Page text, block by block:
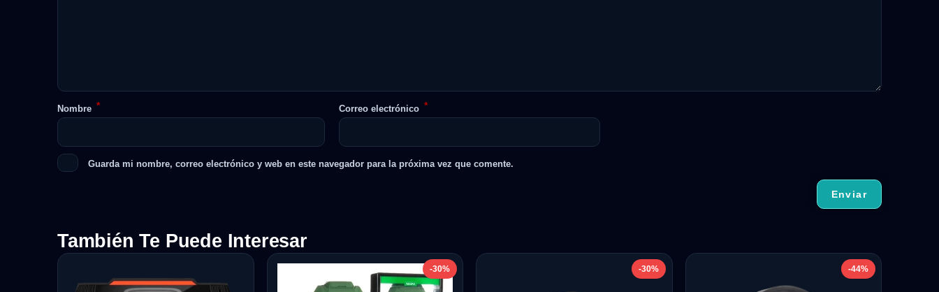
Nombre * Correo electrónico *
Guarda mi nombre, correo electrónico y web en este navegador para la próxima vez que comente.
También Te Puede Interesar
-30% -30% -44%